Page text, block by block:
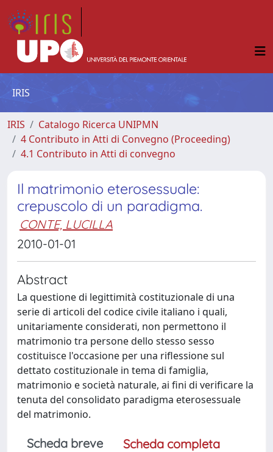
IRIS
IRIS
Catalogo Ricerca UNIPMN
4 Contributo in Atti di Convegno (Proceeding)
4.1 Contributo in Atti di convegno
Il matrimonio eterosessuale:
crepuscolo di un paradigma.
CONTE, LUCILLA
2010-01-01
Abstract
La questione di legittimità costituzionale di una
serie di articoli del codice civile italiano i quali,
unitariamente considerati, non permettono il
matrimonio tra persone dello stesso sesso
costituisce l'occasione per una riflessione sul
dettato costituzionale in tema di famiglia,
matrimonio e società naturale, ai fini di verificare la
tenuta del consolidato paradigma eterosessuale
del matrimonio.
Scheda breve
Scheda completa